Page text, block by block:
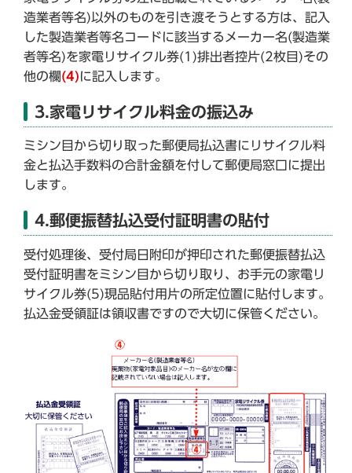
造業者等名)以外のものを引き渡そうとする方は、記入
した製造業者等名コードに該当するメーカー名(製造業
者等名)を家電リサイクル券(1)排出者控片(2枚目)その
他の欄(4)に記入します。
3.家電リサイクル料金の振込み
ミシン目から切り取った郵便局払込書にリサイクル料
金と払込手数料の合計金額を付して郵便局窓口に提出
します。
4.郵便振替払込受付証明書の貼付
受付処理後、受付局日附印が押印された郵便振替払込
受付証明書をミシン目から切り取り、お手元の家電リ
サイクル券(5)現品貼付用片の所定位置に貼付します。
払込金受領証は領収書ですので大切に保管ください。